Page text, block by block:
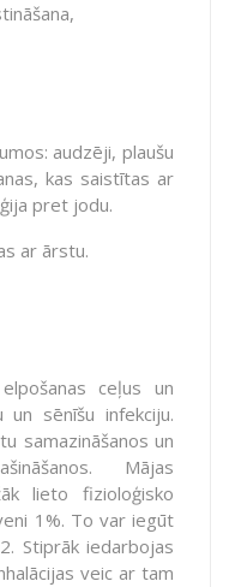
audzēji, plaušu
kas saistītas ar
pret jodu.
ar ārstu.
ceļus un
sēnīšu infekciju.
samazināšanos un
Mājas
lieto fizioloģisko
1%. To var iegūt
Stiprāk iedarbojas
veic ar tam